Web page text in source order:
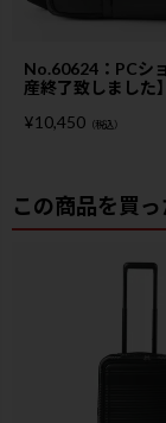
No.60624：PCシ
産終了致しました】
¥10,450 （税込）
この商品を買